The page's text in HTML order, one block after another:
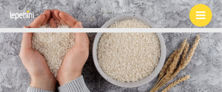
Ir
para
o
conteúdo
Main